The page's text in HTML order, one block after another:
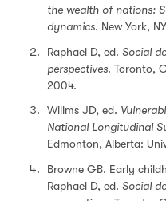
the wealth of nations:
dynamics. New York,
Raphael D, ed. Social
perspectives. Toronto,
2004.
Willms JD, ed.
National Longitudinal
Edmonton, Alberta:
Browne GB. Early
Raphael D, ed. Social